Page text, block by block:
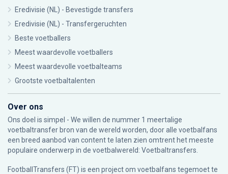
Eredivisie (NL) - Bevestigde transfers
Eredivisie (NL) - Transfergeruchten
Beste voetballers
Meest waardevolle voetballers
Meest waardevolle voetbalteams
Grootste voetbaltalenten
Over ons
Ons doel is simpel - We willen de nummer 1 meertalige
voetbaltransfer bron van de wereld worden, door alle voetbalfans
een breed aanbod van content te laten zien omtrent het meeste
populaire onderwerp in de voetbalwereld: Voetbaltransfers.
FootballTransfers (FT) is een project om voetbalfans tegemoet te